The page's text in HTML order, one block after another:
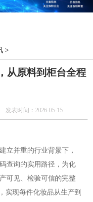
>
从原料到柜台全程
发表时间：2026-05-15
立并重的行业背景下，
查询的实用路径，为化
可见、检验可信的完整
实现每件化妆品从生产到